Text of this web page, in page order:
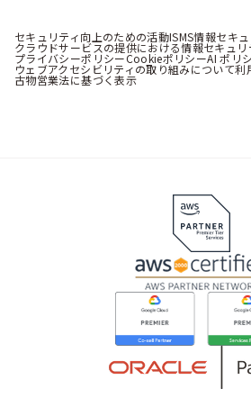
セキュリティ向上のための活動ISMS情報セキ
クラウドサービスの提供における情報セキュリ
プライバシーポリシーCookieポリシーAI ポリ
ウェブアクセシビリティの取り組みについて利
古物営業法に基づく表示